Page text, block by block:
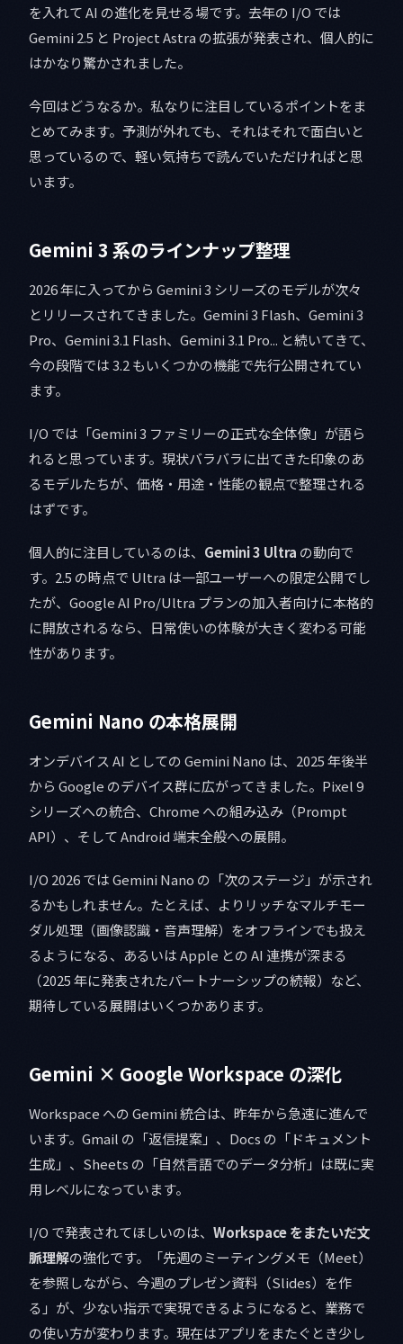
を入れて AI の進化を見せる場です。去年の I/O では
Gemini 2.5 と Project Astra の拡張が発表され、個人的に
はかなり驚かされました。
今回はどうなるか。私なりに注目しているポイントをま
とめてみます。予測が外れても、それはそれで面白いと
思っているので、軽い気持ちで読んでいただければと思
います。
Gemini 3 系のラインナップ整理
2026 年に入ってから Gemini 3 シリーズのモデルが次々
とリリースされてきました。Gemini 3 Flash、Gemini 3
Pro、Gemini 3.1 Flash、Gemini 3.1 Pro... と続いてきて、
今の段階では 3.2 もいくつかの機能で先行公開されてい
ます。
I/O では「Gemini 3 ファミリーの正式な全体像」が語ら
れると思っています。現状バラバラに出てきた印象のあ
るモデルたちが、価格・用途・性能の観点で整理される
はずです。
個人的に注目しているのは、 Gemini 3 Ultra の動向で
す。2.5 の時点で Ultra は一部ユーザーへの限定公開でし
たが、Google AI Pro/Ultra プランの加入者向けに本格的
に開放されるなら、日常使いの体験が大きく変わる可能
性があります。
Gemini Nano の本格展開
オンデバイス AI としての Gemini Nano は、2025 年後半
から Google のデバイス群に広がってきました。Pixel 9
シリーズへの統合、Chrome への組み込み（Prompt
API）、そして Android 端末全般への展開。
I/O 2026 では Gemini Nano の「次のステージ」が示され
るかもしれません。たとえば、よりリッチなマルチモー
ダル処理（画像認識・音声理解）をオフラインでも扱え
るようになる、あるいは Apple との AI 連携が深まる
（2025 年に発表されたパートナーシップの続報）など、
期待している展開はいくつかあります。
Gemini × Google Workspace の深化
Workspace への Gemini 統合は、昨年から急速に進んで
います。Gmail の「返信提案」、Docs の「ドキュメント
生成」、Sheets の「自然言語でのデータ分析」は既に実
用レベルになっています。
I/O で発表されてほしいのは、 Workspace をまたいだ文
脈理解の強化です。「先週のミーティングメモ（Meet）
を参照しながら、今週のプレゼン資料（Slides）を作
る」が、少ない指示で実現できるようになると、業務で
の使い方が変わります。現在はアプリをまたぐとき少し